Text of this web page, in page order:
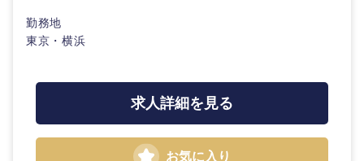
静岡県
三重県
勤務地
東京・横浜
求人詳細を見る
お気に入り